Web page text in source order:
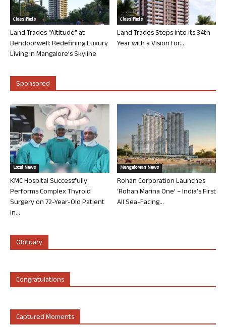
Classifieds
Land Trades “Altitude” at
Bendoorwell: Redefining Luxury
Living in Mangalore’s Skyline
Classifieds
Land Trades Steps into its 34th
Year with a Vision for...
Sponsored
Local News
KMC Hospital Successfully
Performs Complex Thyroid
Surgery on 72-Year-Old Patient
in...
Mangalorean News
Rohan Corporation Launches
‘Rohan Marina One’ – India’s First
All Sea-Facing...
Obituary
Congratulations
Captured Moments